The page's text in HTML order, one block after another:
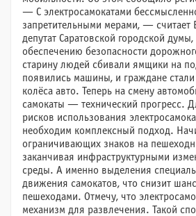
— С электросамокатами
запретительными мерами, — считает
депутат Саратовской городской
обеспечению безопасности
старину людей сбивали ямщики на
появились машины, и граждане
колёса авто. Теперь на смену
самокаты — технический прогресс.
рисков использования
необходим комплексный подход.
ограничивающих знаков на
заканчивая инфраструктурными
среды. А именно выделения
движения самокатов, что снизит
пешеходами. Отмечу, что
механизм для развлечения. Такой